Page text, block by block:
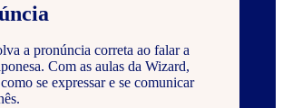
a pronúncia correta ao falar a
Com as aulas da Wizard,
se expressar e se comunicar